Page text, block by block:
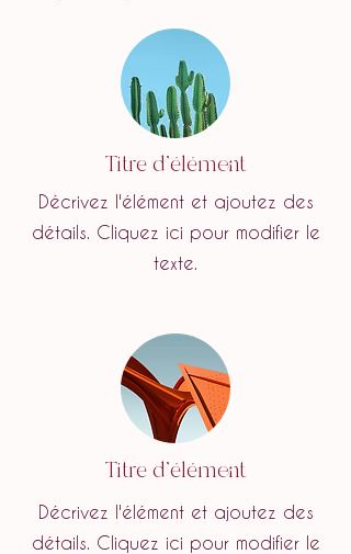
Titre d'élément
Décrivez l'élément et ajoutez des
détails. Cliquez ici pour modifier le
texte.
Titre d'élément
Décrivez l'élément et ajoutez des
détails. Cliquez ici pour modifier le